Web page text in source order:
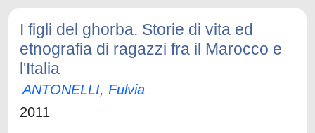
I figli del ghorba. Storie di vita ed
etnografia di ragazzi fra il Marocco e
l'Italia
ANTONELLI, Fulvia
2011